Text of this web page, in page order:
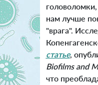
нам лучше
"врага".
статье,
Biofilms and
что